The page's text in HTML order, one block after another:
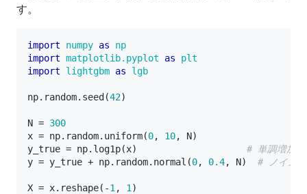
す。
import numpy as
np
import matplotlib.pyplot as
plt
import
lightgbm as lgb
np. random. seed (42)
N = 300
x = np. random. uniform(0, 10, N)
y_true = np. log1p(x)
# 単調増加の
y = y_true + np. random. normal (0, 0.4, N) # ノイズ
X = x. reshape( -1 , 1 )